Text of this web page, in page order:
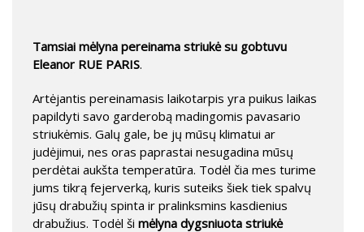
Tamsiai mėlyna pereinama striukė su gobtuvu
Eleanor RUE PARIS.
Artėjantis pereinamasis laikotarpis yra puikus laikas
papildyti savo garderobą madingomis pavasario
striukėmis. Galų gale, be jų mūsų klimatui ar
judėjimui, nes oras paprastai nesugadina mūsų
perdėtai aukšta temperatūra. Todėl čia mes turime
jums tikrą fejerverką, kuris suteiks šiek tiek spalvų
jūsų drabužių spinta ir pralinksmins kasdienius
drabužius. Todėl ši mėlyna dygsniuota striukė